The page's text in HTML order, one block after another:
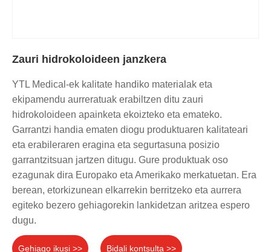
Zauri hidrokoloideen janzkera
YTL Medical-ek kalitate handiko materialak eta
ekipamendu aurreratuak erabiltzen ditu zauri
hidrokoloideen apainketa ekoizteko eta emateko.
Garrantzi handia ematen diogu produktuaren kalitateari
eta erabileraren eragina eta segurtasuna posizio
garrantzitsuan jartzen ditugu. Gure produktuak oso
ezagunak dira Europako eta Amerikako merkatuetan. Era
berean, etorkizunean elkarrekin berritzeko eta aurrera
egiteko bezero gehiagorekin lankidetzan aritzea espero
dugu.
Gehiago ikusi >> Bidali kontsulta >>